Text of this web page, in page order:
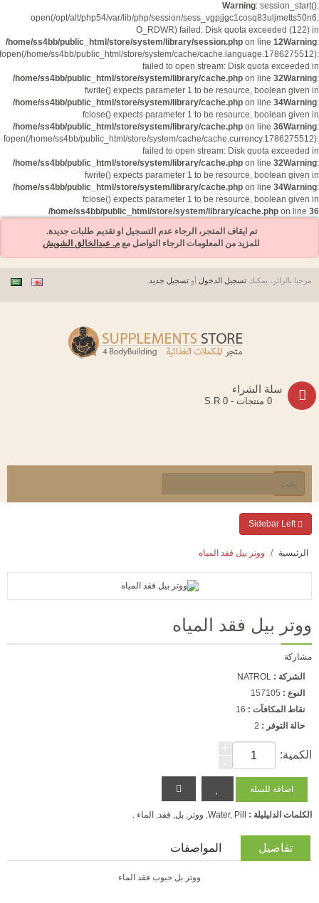
Warning: session_start():
open(/opt/alt/php54/var/lib/php/session/sess_vgpjjgc1cosq83uljmetts50n6,
O_RDWR) failed: Disk quota exceeded (122) in
/home/ss4bb/public_html/store/system/library/session.php on line 12Warning:
fopen(/home/ss4bb/public_html/store/system/cache/cache.language.1786275512):
failed to open stream: Disk quota exceeded in
/home/ss4bb/public_html/store/system/library/cache.php on line 32Warning:
fwrite() expects parameter 1 to be resource, boolean given in
/home/ss4bb/public_html/store/system/library/cache.php on line 34Warning:
fclose() expects parameter 1 to be resource, boolean given in
/home/ss4bb/public_html/store/system/library/cache.php on line 36Warning:
fopen(/home/ss4bb/public_html/store/system/cache/cache.currency.1786275512):
failed to open stream: Disk quota exceeded in
/home/ss4bb/public_html/store/system/library/cache.php on line 32Warning:
fwrite() expects parameter 1 to be resource, boolean given in
/home/ss4bb/public_html/store/system/library/cache.php on line 34Warning:
fclose() expects parameter 1 to be resource, boolean given in
/home/ss4bb/public_html/store/system/library/cache.php on line 36
تم ايقاف المتجر، الرجاء عدم التسجيل او تقديم طلبات جديدة.
للمزيد من المعلومات الرجاء التواصل مع م. عبدالخالق الشويش
مرحبا بالزائر، يمكنك تسجيل الدخول أو تسجيل جديد
سلة الشراء
0 منتجات - S.R 0
Sidebar Left
الرئيسية ووتر بيل فقد المياه
ووتر بيل فقد المياه
مشاركة
الشركة : NATROL
النوع :
نقاط المكافآت :
حالة التوفر :
الكمية:
الكلمات الدليليلة : Water, Pill
, ووتر , بل, فقد, الماء .
تفاصيل المواصفات
ووتر بل حبوب فقد الماء